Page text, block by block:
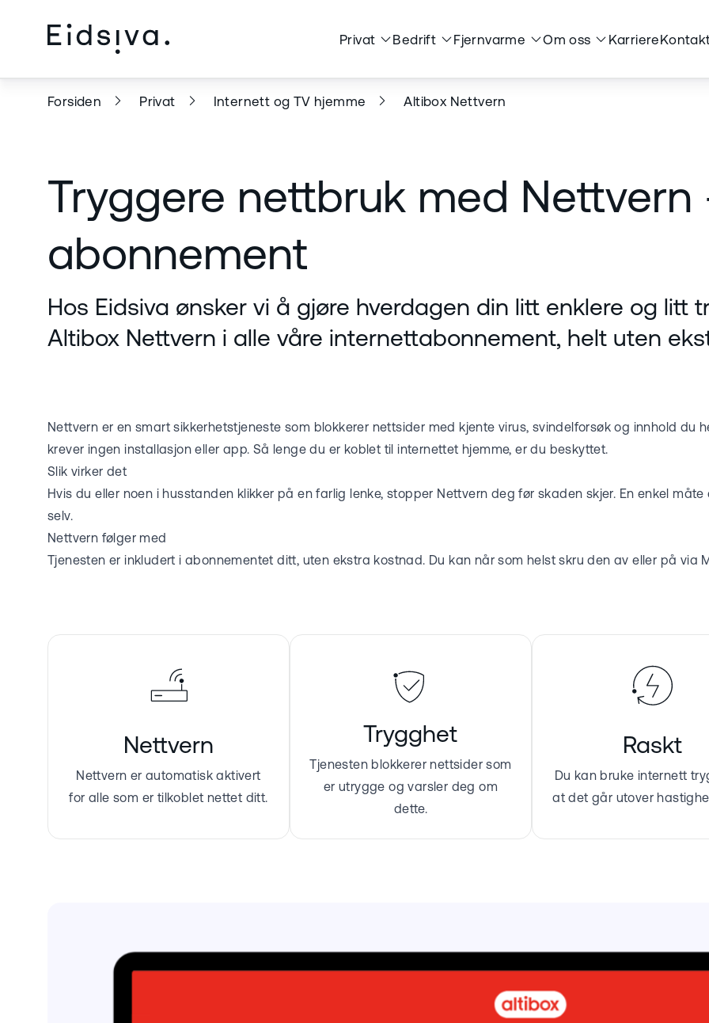
Privat Bedrift Fjernvarme Om oss Karriere
Forsiden Privat Internett og TV hjemme Altibox Nettvern
Tryggere nettbruk med
abonnement
Hos Eidsiva ønsker vi å gjøre hverdagen din litt enklere og litt
Altibox Nettvern i alle våre internettabonnement, helt uten
Nettvern er en smart sikkerhetstjeneste som blokkerer nettsider med kjente virus, svindelforsøk og innhold du
krever ingen installasjon eller app. Så lenge du er koblet til internettet hjemme, er du beskyttet.
Slik virker det
Hvis du eller noen i husstanden klikker på en farlig lenke, stopper Nettvern deg før skaden skjer. En enkel
selv.
Nettvern følger med
Tjenesten er inkludert i abonnementet ditt, uten ekstra kostnad. Du kan når som helst skru den av eller på via
Nettvern
Nettvern er automatisk aktivert
for alle som er tilkoblet nettet ditt.
Trygghet
Tjenesten blokkerer nettsider som
er utrygge og varsler deg om
dette.
Raskt
Du kan bruke internett
at det går utover